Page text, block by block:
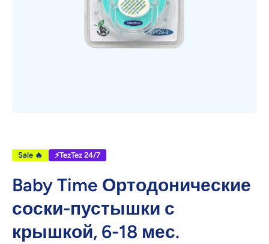
Sale 🔥 ⚡TezTez 24/7
Baby Time Ортодонические
соски-пустышки с
крышкой, 6-18 мес.